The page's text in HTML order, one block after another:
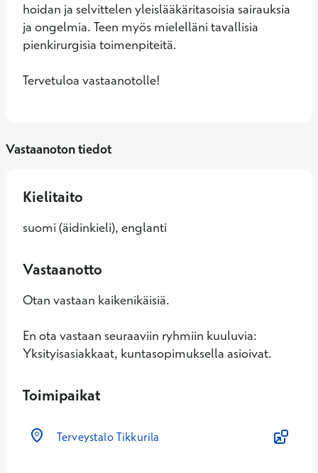
hoidan ja selvittelen yleislääkäritasoisia sairauksia
ja ongelmia. Teen myös mielelläni tavallisia
pienkirurgisia toimenpiteitä.
Tervetuloa vastaanotolle!
Vastaanoton tiedot
Kielitaito
suomi (äidinkieli), englanti
Vastaanotto
Otan vastaan kaikenikäisiä.
En ota vastaan seuraaviin ryhmiin kuuluvia:
Yksityisasiakkaat, kuntasopimuksella asioivat.
Toimipaikat
Terveystalo Tikkurila